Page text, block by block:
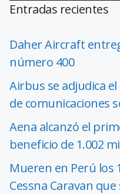
Entradas recientes
Daher Aircraft
número 400
Airbus se adjudica
de comunicaciones
Aena alcanzó el
beneficio de 1.002
Mueren en Perú los
Cessna Caravan